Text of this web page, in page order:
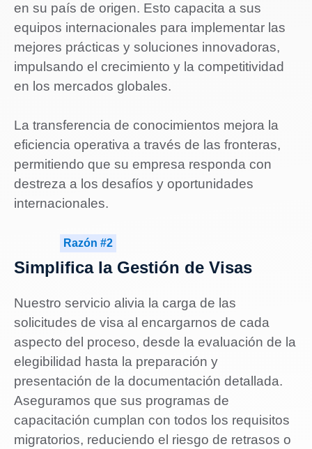
en su país de origen. Esto capacita a sus
equipos internacionales para implementar las
mejores prácticas y soluciones innovadoras,
impulsando el crecimiento y la competitividad
en los mercados globales.
La transferencia de conocimientos mejora la
eficiencia operativa a través de las fronteras,
permitiendo que su empresa responda con
destreza a los desafíos y oportunidades
internacionales.
Razón #2
Simplifica la Gestión de Visas
Nuestro servicio alivia la carga de las
solicitudes de visa al encargarnos de cada
aspecto del proceso, desde la evaluación de la
elegibilidad hasta la preparación y
presentación de la documentación detallada.
Aseguramos que sus programas de
capacitación cumplan con todos los requisitos
migratorios, reduciendo el riesgo de retrasos o